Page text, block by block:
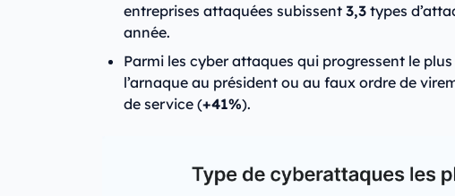
entreprises attaquées subissent 3,3types
année.
Parmi les cyber attaques qui progressent le
l’arnaque au président ou au faux ordre de
de service (+41%).